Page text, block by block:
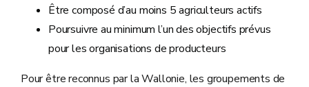
Être composé d’au moins 5 agriculteurs actifs
Poursuivre au minimum l’un des objectifs prévus
pour les organisations de producteurs
Pour être reconnus par la Wallonie, les groupements de